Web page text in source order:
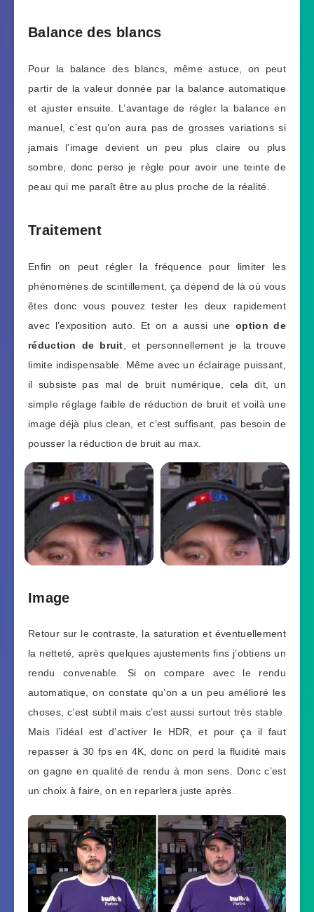
Balance des blancs
Pour la balance des blancs, même astuce, on peut
partir de la valeur donnée par la balance automatique
et ajuster ensuite. L’avantage de régler la balance en
manuel, c’est qu’on aura pas de grosses variations si
jamais l’image devient un peu plus claire ou plus
sombre, donc perso je règle pour avoir une teinte de
peau qui me paraît être au plus proche de la réalité.
Traitement
Enfin on peut régler la fréquence pour limiter les
phénomènes de scintillement, ça dépend de là où vous
êtes donc vous pouvez tester les deux rapidement
avec l’exposition auto. Et on a aussi uneoption de
réduction de bruit , et personnellement je la trouve
limite indispensable. Même avec un éclairage puissant,
il subsiste pas mal de bruit numérique, cela dit, un
simple réglage faible de réduction de bruit et voilà une
image déjà plus clean, et c’est suffisant, pas besoin de
pousser la réduction de bruit au max.
Image
Retour sur le contraste, la saturation et éventuellement
la netteté, après quelques ajustements fins j’obtiens un
rendu convenable. Si on compare avec le rendu
automatique, on constate qu’on a un peu amélioré les
choses, c’est subtil mais c’est aussi surtout très stable.
Mais l’idéal est d’activer le HDR, et pour ça il faut
repasser à 30 fps en 4K, donc on perd la fluidité mais
on gagne en qualité de rendu à mon sens. Donc c’est
un choix à faire, on en reparlera juste après.